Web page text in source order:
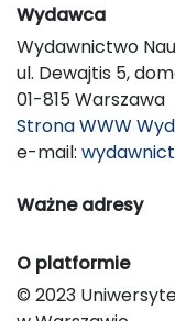
Wydawca
Wydawnictwo
ul. Dewajtis 5,
01-815 Warszawa
Strona WWW
e-mail:
Ważne adresy
O platformie
© 2023